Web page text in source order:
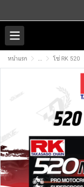
หน้าแรก ... โซ่ RK 520